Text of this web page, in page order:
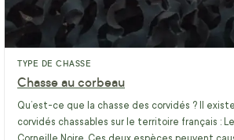
TYPE DE CHASSE
Chasse au corbeau
Qu’est-ce que la chasse des corvidés ? Il
corvidés chassables sur le territoire français :